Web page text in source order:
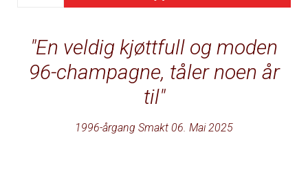
En veldig kjøttfull og moden
96-champagne, tåler noen år
til
1996-årgang Smakt 06. Mai 2025